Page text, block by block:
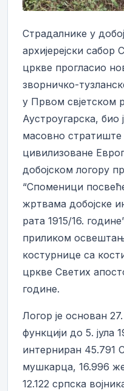
Страдалнике у
архијерејски сабор
цркве прогласио
зворничко-
у Првом свјетском
Аустроугарска, био
масовно
цивилизоване
добојском логору
“Споменици
жртвама добојске
рата 1915/16.
приликом
костурнице са
цркве Светих
године.
Логор је основан
функцији до 5. јула
интерниран 45.791
мушкарца, 16.996
12.122 српска